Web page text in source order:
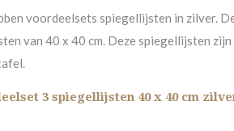
voordeelsets spiegellijsten in zilver.
van 40 x 40 cm. Deze spiegellijsten
3 spiegellijsten 40 x 40 cm